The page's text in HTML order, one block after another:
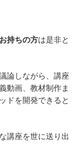
持ちの方は是非と
論しながら、講座
動画、教材制作ま
ドを開発できると
講座を世に送り出